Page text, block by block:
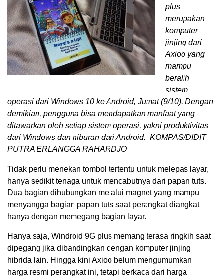
plus
merupakan
komputer
jinjing dari
Axioo yang
mampu
beralih
sistem
operasi dari Windows 10 ke Android, Jumat (9/10). Dengan
demikian, pengguna bisa mendapatkan manfaat yang
ditawarkan oleh setiap sistem operasi, yakni produktivitas
dari Windows dan hiburan dari Android.–KOMPAS/DIDIT
PUTRA ERLANGGA RAHARDJO
Tidak perlu menekan tombol tertentu untuk melepas layar,
hanya sedikit tenaga untuk mencabutnya dari papan tuts.
Dua bagian dihubungkan melalui magnet yang mampu
menyangga bagian papan tuts saat perangkat diangkat
hanya dengan memegang bagian layar.
Hanya saja, Windroid 9G plus memang terasa ringkih saat
dipegang jika dibandingkan dengan komputer jinjing
hibrida lain. Hingga kini Axioo belum mengumumkan
harga resmi perangkat ini, tetapi berkaca dari harga